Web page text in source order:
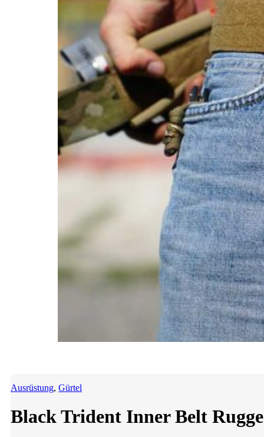
Ausrüstung, Gürtel
Black Trident Inner Belt